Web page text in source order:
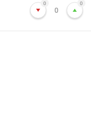
0
0
0